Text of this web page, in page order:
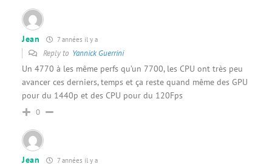
Jean 7 années il y a
Reply to Yannick Guerrini
Un 4770 à les même perfs qu’un 7700, les CPU ont très peu
avancer ces derniers, temps et ça reste quand même des GPU
pour du 1440p et des CPU pour du 120Fps
0
Jean 7 années il y a